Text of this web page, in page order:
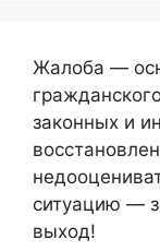
Жалоба —
законных и
ситуацию —
выход!